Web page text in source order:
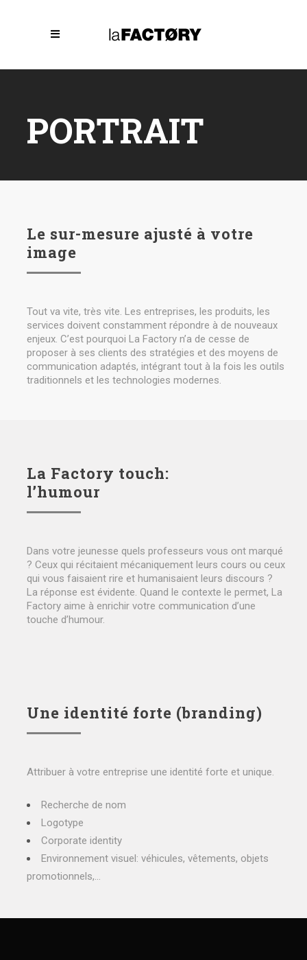
PORTRAIT
Le sur-mesure ajusté à votre
image
Tout va vite, très vite. Les entreprises, les produits, les
services doivent constamment répondre à de nouveaux
enjeux. C’est pourquoi La Factory n’a de cesse de
proposer à ses clients des stratégies et des moyens de
communication adaptés, intégrant tout à la fois les outils
traditionnels et les technologies modernes.
La Factory touch:
l’humour
Dans votre jeunesse quels professeurs vous ont marqué
? Ceux qui récitaient mécaniquement leurs cours ou ceux
qui vous faisaient rire et humanisaient leurs discours ?
La réponse est évidente. Quand le contexte le permet, La
Factory aime à enrichir votre communication d’une
touche d’humour.
Une identité forte (branding)
Attribuer à votre entreprise une identité forte et unique.
Recherche de nom
Logotype
Corporate identity
Environnement visuel: véhicules, vêtements, objets
promotionnels,…